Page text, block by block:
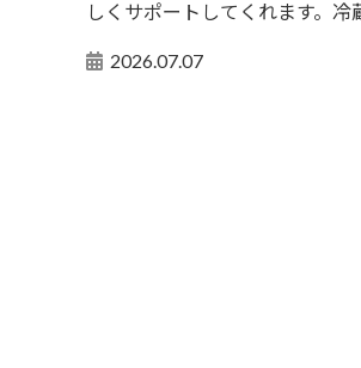
しくサポートしてくれます。冷
2026.07.07